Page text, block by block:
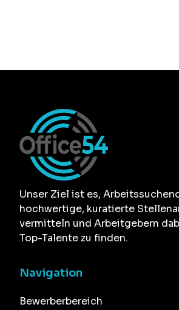
Unser Ziel ist es,
hochwertige, kuratierte
vermitteln und Arbeitgebern
Top-Talente zu finden.
Navigation
Bewerberbereich